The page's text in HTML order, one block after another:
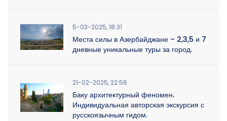
5-03-2025, 18:31
Места силы в Азербайджане – 2,3,5 и 7
дневные уникальные туры за город.
21-02-2025, 22:56
Баку архитектурный феномен.
Индивидуальная авторская экскурсия с
русскоязычным гидом.